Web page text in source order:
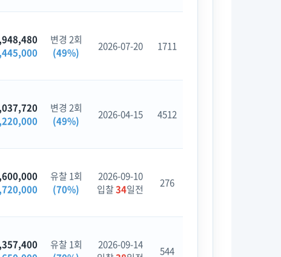
변경 2회
(49%)
2026-07-20 1711
변경 2회
(49%)
2026-04-15 4512
유찰 1회
(70%)
2026-09-10
입찰34일전 276
유찰 1회
2026-09-14
544